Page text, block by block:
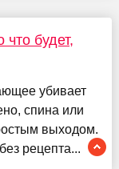
будет,
убивает
спина или
выходом.
рецепта...